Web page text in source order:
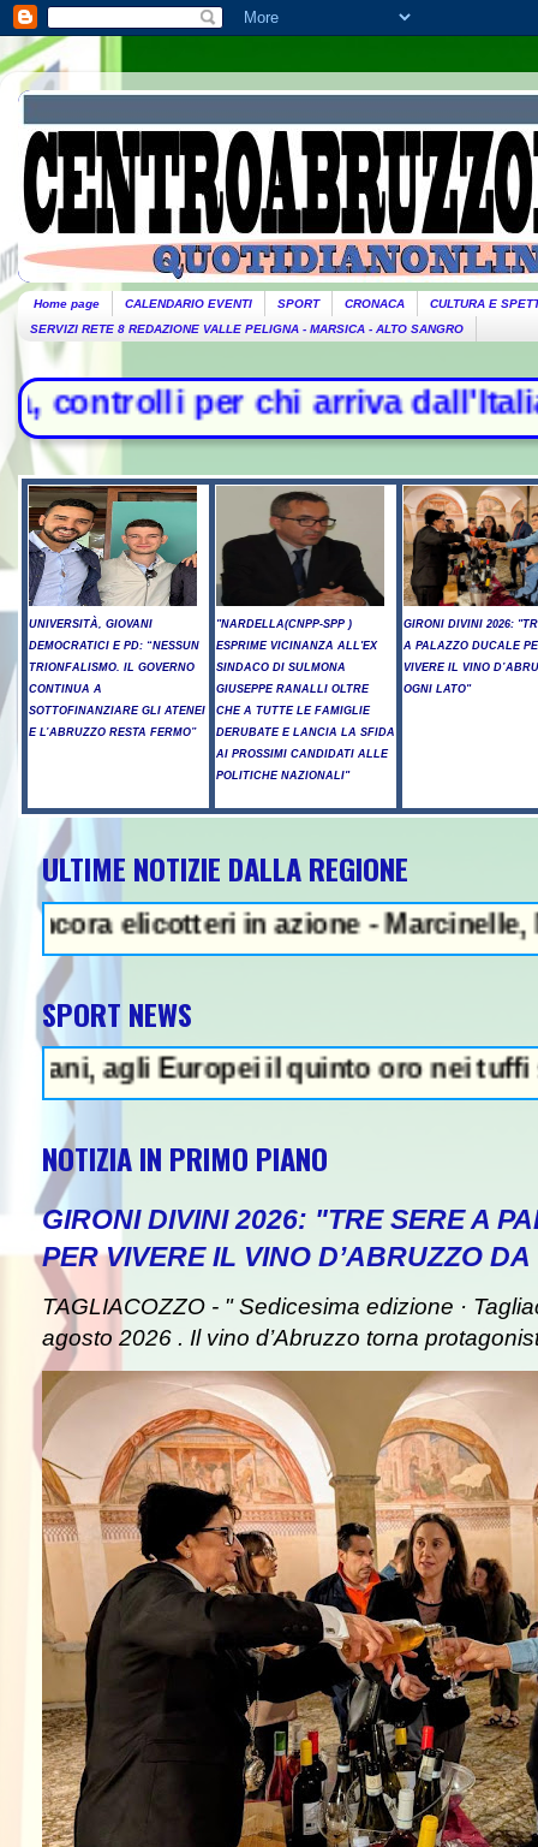
Home page CALENDARIO EVENTI SPORT CRONACA
CULTURA E
SERVIZI RETE 8 REDAZIONE VALLE PELIGNA - MARSICA - ALTO SANGRO
per chi arriva dall'Italia-
UNIVERSITÀ, GIOVANI
DEMOCRATICI E PD: “NESSUN
TRIONFALISMO. IL GOVERNO
CONTINUA A
SOTTOFINANZIARE GLI ATENEI
E L’ABRUZZO RESTA FERMO”
"NARDELLA(CNPP-SPP )
ESPRIME VICINANZA ALL'EX
SINDACO DI SULMONA
GIUSEPPE RANALLI OLTRE
CHE A TUTTE LE FAMIGLIE
DERUBATE E LANCIA LA SFIDA
AI PROSSIMI CANDIDATI ALLE
POLITICHE NAZIONALI"
GIRONI DIVINI 2026:
A PALAZZO DUCALE
VIVERE IL VINO
OGNI LATO"
ULTIME NOTIZIE DALLA REGIONE
in azione - Marcinelle,
SPORT NEWS
Europei il quinto oro nei tuffi sincro
NOTIZIA IN PRIMO PIANO
GIRONI DIVINI 2026: "TRE SERE A
PER VIVERE IL VINO D’ABRUZZO
TAGLIACOZZO - " Sedicesima edizione ·
agosto 2026 . Il vino d’Abruzzo torna
Teheran: "Se Usa non